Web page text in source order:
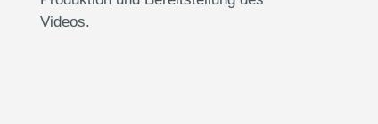
Videos.